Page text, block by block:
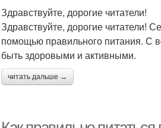
Здравствуйте, дорогие читатели!
Здравствуйте, дорогие читатели!
помощью правильного питания. С
быть здоровыми и активными.
читать дальше →